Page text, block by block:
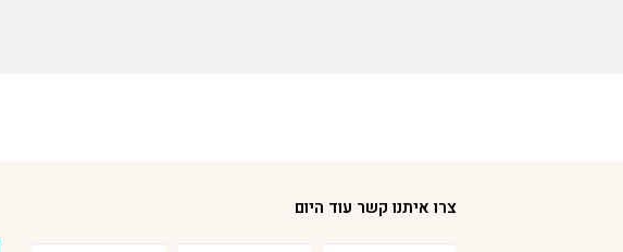
צרו איתנו קשר עוד היום